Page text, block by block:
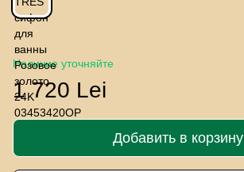
Наличие уточняйте
1 720 Lei
Добавить в корзину